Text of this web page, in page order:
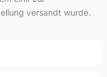
versandt wurde.